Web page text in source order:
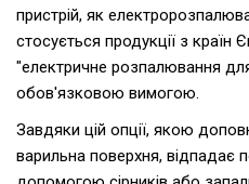
пристрій, як
стосується продукції з країн
"електричне розпалювання
обов'язковою вимогою.
Завдяки цій опції, якою
варильна поверхня, відпадає